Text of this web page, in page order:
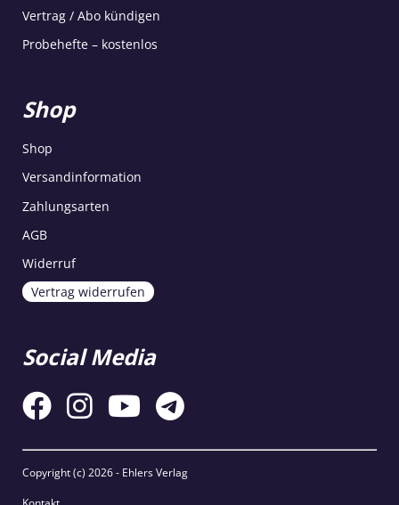
Vertrag / Abo kündigen
Probehefte – kostenlos
Shop
Shop
Versandinformation
Zahlungsarten
AGB
Widerruf
Vertrag widerrufen
Social Media
Copyright (c) 2026 - Ehlers Verlag